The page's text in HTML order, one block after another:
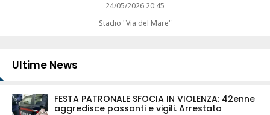
24/05/2026 20:45
Stadio "Via del Mare"
Ultime News
FESTA PATRONALE SFOCIA IN VIOLENZA: 42enne
aggredisce passanti e vigili. Arrestato